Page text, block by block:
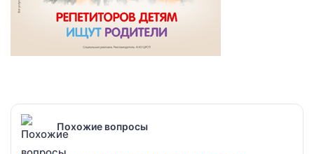
Похожие вопросы